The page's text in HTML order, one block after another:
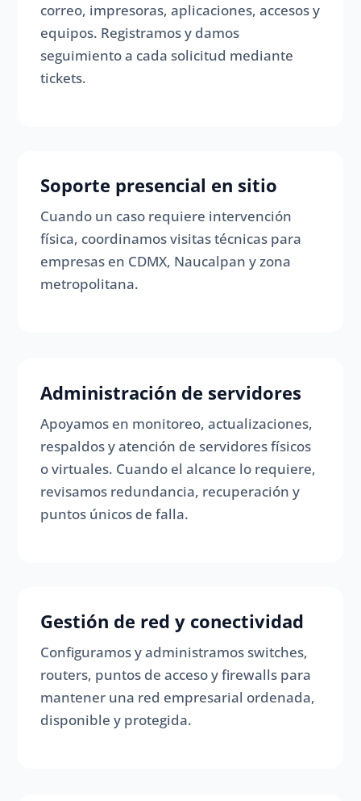
correo, impresoras, aplicaciones, accesos y
equipos. Registramos y damos
seguimiento a cada solicitud mediante
tickets.
Soporte presencial en sitio
Cuando un caso requiere intervención
física, coordinamos visitas técnicas para
empresas en CDMX, Naucalpan y zona
metropolitana.
Administración de servidores
Apoyamos en monitoreo, actualizaciones,
respaldos y atención de servidores físicos
o virtuales. Cuando el alcance lo requiere,
revisamos redundancia, recuperación y
puntos únicos de falla.
Gestión de red y conectividad
Configuramos y administramos switches,
routers, puntos de acceso y firewalls para
mantener una red empresarial ordenada,
disponible y protegida.